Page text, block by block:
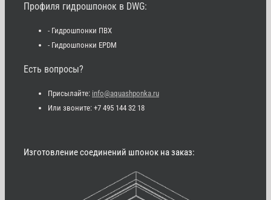
Профиля гидрошпонок в DWG:
- Гидрошпонки ПВХ
- Гидрошпонки EPDM
Есть вопросы?
Присылайте: info@aquashponka.ru
Или звоните: +7 495 144 32 18
Изготовление соединений шпонок на заказ: